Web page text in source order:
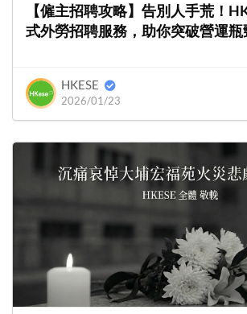
【僱主招聘攻略】告別人手荒！
式外勞招聘服務，助你突破營運瓶
HKESE
2026/01/23